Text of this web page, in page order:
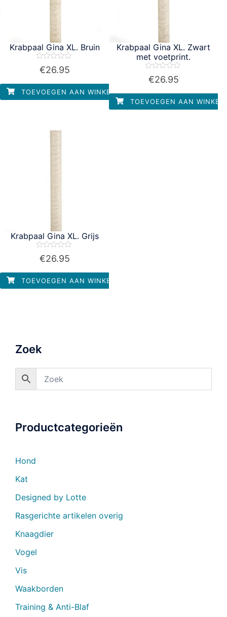
Krabpaal Gina XL. Bruin
Waardering
5
€26.95
TOEVOEGEN AAN WINKELWAGEN
Krabpaal Gina XL. Zwart
met voetprint.
Waardering
5
€26.95
TOEVOEGEN AAN
Krabpaal Gina XL. Grijs
Waardering
5
€26.95
TOEVOEGEN AAN WINKELWAGEN
Zoek
Productcategorieën
Hond
Kat
Designed by Lotte
Rasgerichte artikelen overig
Knaagdier
Vogel
Vis
Waakborden
Training & Anti-Blaf